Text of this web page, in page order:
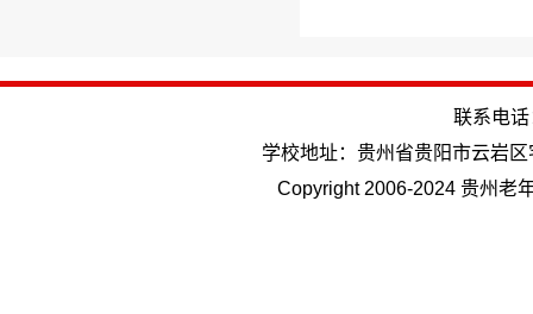
联系电
学校地址：贵州省贵阳市云岩
Copyright 2006-2024 贵州老